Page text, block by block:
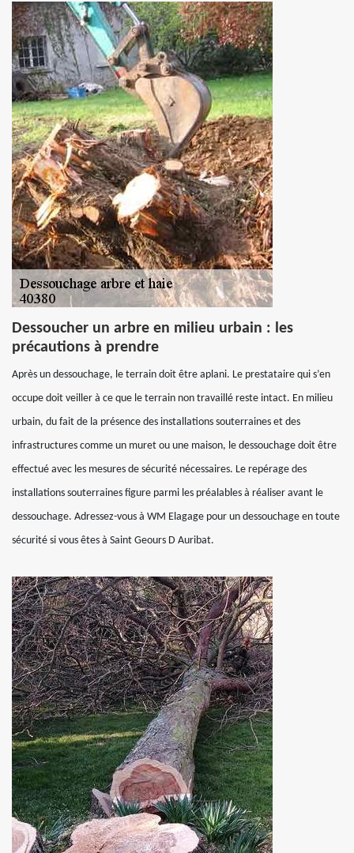
Dessoucher un arbre en milieu urbain : les
précautions à prendre
Après un dessouchage, le terrain doit être aplani. Le prestataire qui s’en
occupe doit veiller à ce que le terrain non travaillé reste intact. En milieu
urbain, du fait de la présence des installations souterraines et des
infrastructures comme un muret ou une maison, le dessouchage doit être
effectué avec les mesures de sécurité nécessaires. Le repérage des
installations souterraines figure parmi les préalables à réaliser avant le
dessouchage. Adressez-vous à WM Elagage pour un dessouchage en toute
sécurité si vous êtes à Saint Geours D Auribat.